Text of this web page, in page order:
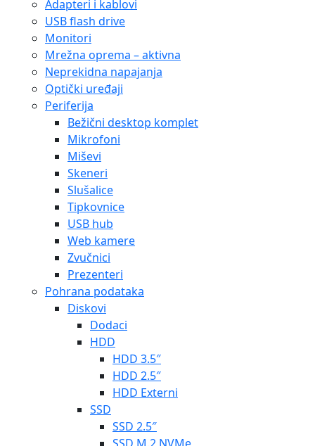
Adapteri i kablovi
USB flash drive
Monitori
Mrežna oprema – aktivna
Neprekidna napajanja
Optički uređaji
Periferija
Bežični desktop komplet
Mikrofoni
Miševi
Skeneri
Slušalice
Tipkovnice
USB hub
Web kamere
Zvučnici
Prezenteri
Pohrana podataka
Diskovi
Dodaci
HDD
HDD 3.5″
HDD 2.5″
HDD Externi
SSD
SSD 2.5″